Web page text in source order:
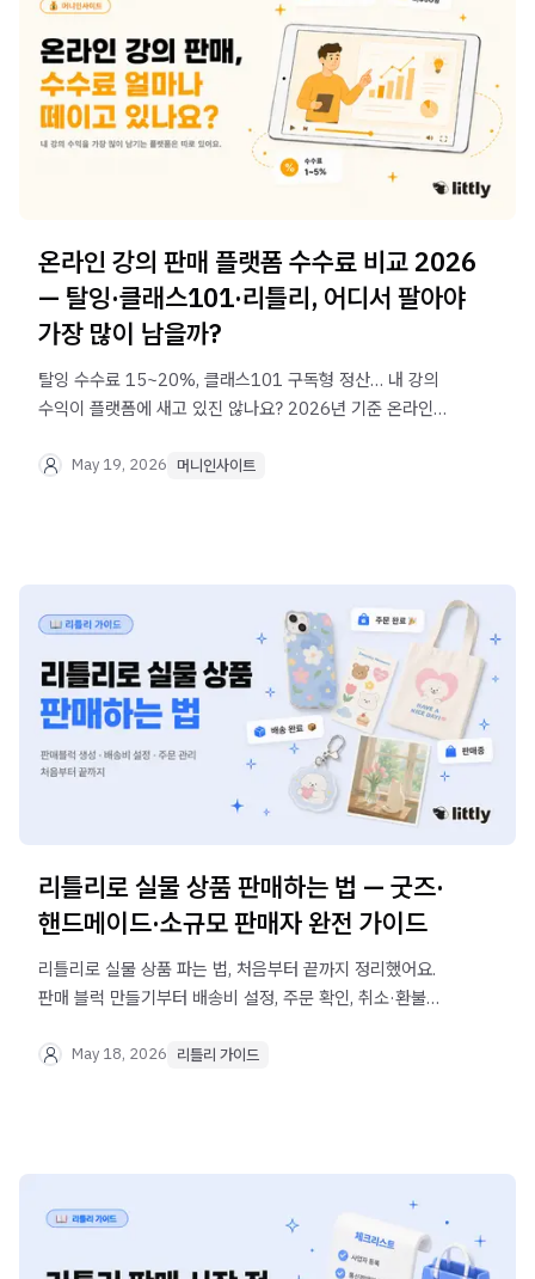
온라인 강의 판매 플랫폼 수수료 비교 2026
— 탈잉·클래스101·리틀리, 어디서 팔아야
가장 많이 남을까?
탈잉 수수료 15~20%, 클래스101 구독형 정산… 내 강의
수익이 플랫폼에 새고 있진 않나요? 2026년 기준 온라인
방법을 알려드립니다.
May 19, 2026 머니인사이트
리틀리로 실물 상품 판매하는 법 — 굿즈·
핸드메이드·소규모 판매자 완전 가이드
리틀리로 실물 상품 파는 법, 처음부터 끝까지 정리했어요.
판매 블럭 만들기부터 배송비 설정, 주문 확인, 취소·환불
May 18, 2026 리틀리 가이드